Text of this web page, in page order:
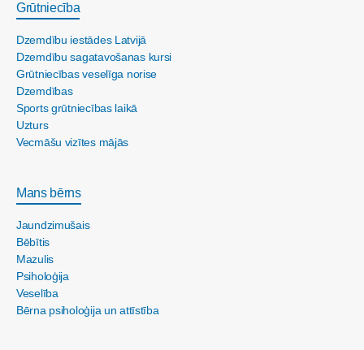
Grūtniecība
Dzemdību iestādes Latvijā
Dzemdību sagatavošanas kursi
Grūtniecības veselīga norise
Dzemdības
Sports grūtniecības laikā
Uzturs
Vecmāšu vizītes mājās
Mans bērns
Jaundzimušais
Bēbītis
Mazulis
Psiholoģija
Veselība
Bērna psiholoģija un attīstība